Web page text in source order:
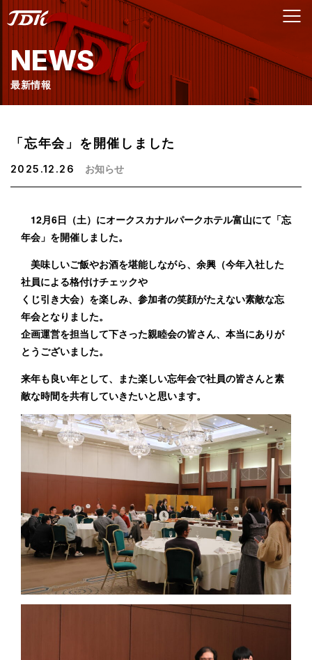
NEWS
最新情報
「忘年会」を開催しました
2025.12.26 お知らせ
12月6日（土）にオークスカナルパークホテル富山にて「忘
年会」を開催しました。
美味しいご飯やお酒を堪能しながら、余興（今年入社した
社員による格付けチェックや
くじ引き大会）を楽しみ、参加者の笑顔がたえない素敵な忘
年会となりました。
企画運営を担当して下さった親睦会の皆さん、本当にありが
とうございました。
来年も良い年として、また楽しい忘年会で社員の皆さんと素
敵な時間を共有していきたいと思います。